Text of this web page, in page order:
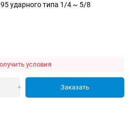
ударного типа 1/4 ~ 5/8
условия
+ Заказать